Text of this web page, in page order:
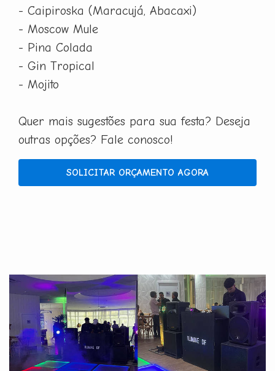
- Caipiroska (Maracujá, Abacaxi)
- Moscow Mule
- Pina Colada
- Gin Tropical
- Mojito
Quer mais sugestões para sua festa? Deseja
outras opções? Fale conosco!
SOLICITAR ORÇAMENTO AGORA